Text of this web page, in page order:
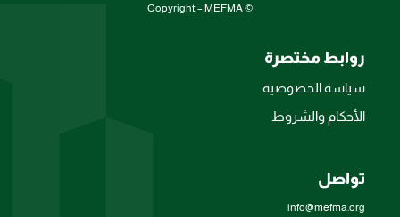
© Copyright – MEFMA
روابط مختصرة
سياسة الخصوصية
الأحكام والشروط
تواصل
info@mefma.org